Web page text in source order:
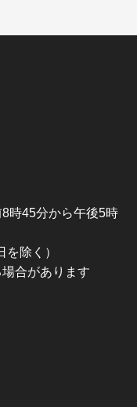
時45分から午後5時
除く）
合があります